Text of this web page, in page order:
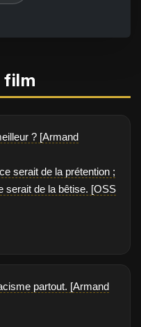
film
? [Armand
serait de la prétention ;
serait de la bêtise. [OSS
partout. [Armand